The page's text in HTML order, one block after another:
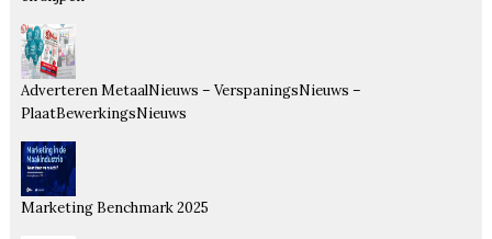
Adverteren MetaalNieuws – VerspaningsNieuws –
PlaatBewerkingsNieuws
Marketing Benchmark 2025